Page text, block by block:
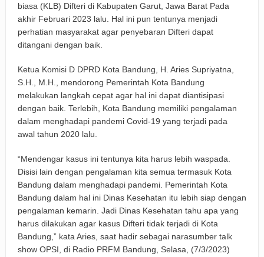
biasa (KLB) Difteri di Kabupaten Garut, Jawa Barat Pada
akhir Februari 2023 lalu. Hal ini pun tentunya menjadi
perhatian masyarakat agar penyebaran Difteri dapat
ditangani dengan baik.
Ketua Komisi D DPRD Kota Bandung, H. Aries Supriyatna,
S.H., M.H., mendorong Pemerintah Kota Bandung
melakukan langkah cepat agar hal ini dapat diantisipasi
dengan baik. Terlebih, Kota Bandung memiliki pengalaman
dalam menghadapi pandemi Covid-19 yang terjadi pada
awal tahun 2020 lalu.
“Mendengar kasus ini tentunya kita harus lebih waspada.
Disisi lain dengan pengalaman kita semua termasuk Kota
Bandung dalam menghadapi pandemi. Pemerintah Kota
Bandung dalam hal ini Dinas Kesehatan itu lebih siap dengan
pengalaman kemarin. Jadi Dinas Kesehatan tahu apa yang
harus dilakukan agar kasus Difteri tidak terjadi di Kota
Bandung,” kata Aries, saat hadir sebagai narasumber talk
show OPSI, di Radio PRFM Bandung, Selasa, (7/3/2023)